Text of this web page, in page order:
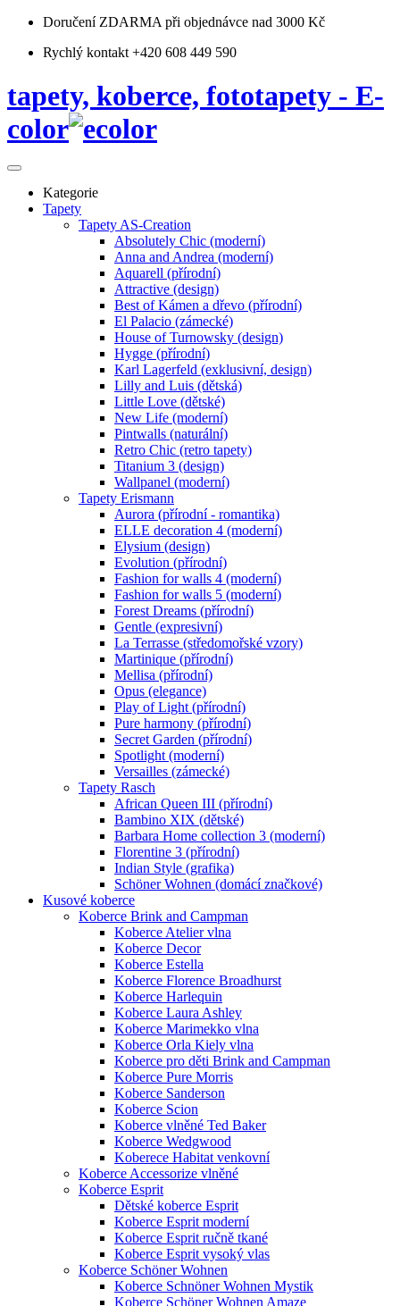
Doručení ZDARMA při objednávce nad 3000 Kč
Rychlý kontakt +420 608 449 590
tapety, koberce, fototapety - E-
color
Kategorie
Tapety
Tapety AS-Creation
Absolutely Chic (moderní)
Anna and Andrea (moderní)
Aquarell (přírodní)
Attractive (design)
Best of Kámen a dřevo (přírodní)
El Palacio (zámecké)
House of Turnowsky (design)
Hygge (přírodní)
Karl Lagerfeld (exklusivní, design)
Lilly and Luis (dětská)
Little Love (dětské)
New Life (moderní)
Pintwalls (naturální)
Retro Chic (retro tapety)
Titanium 3 (design)
Wallpanel (moderní)
Tapety Erismann
Aurora (přírodní - romantika)
ELLE decoration 4 (moderní)
Elysium (design)
Evolution (přírodní)
Fashion for walls 4 (moderní)
Fashion for walls 5 (moderní)
Forest Dreams (přírodní)
Gentle (expresivní)
La Terrasse (středomořské vzory)
Martinique (přírodní)
Mellisa (přírodní)
Opus (elegance)
Play of Light (přírodní)
Pure harmony (přírodní)
Secret Garden (přírodní)
Spotlight (moderní)
Versailles (zámecké)
Tapety Rasch
African Queen III (přírodní)
Bambino XIX (dětské)
Barbara Home collection 3 (moderní)
Florentine 3 (přírodní)
Indian Style (grafika)
Schöner Wohnen (domácí značkové)
Kusové koberce
Koberce Brink and Campman
Koberce Atelier vlna
Koberce Decor
Koberce Estella
Koberce Florence Broadhurst
Koberce Harlequin
Koberce Laura Ashley
Koberce Marimekko vlna
Koberce Orla Kiely vlna
Koberce pro děti Brink and Campman
Koberce Pure Morris
Koberce Sanderson
Koberce Scion
Koberce vlněné Ted Baker
Koberce Wedgwood
Koberece Habitat venkovní
Koberce Accessorize vlněné
Koberce Esprit
Dětské koberce Esprit
Koberce Esprit moderní
Koberce Esprit ručně tkané
Koberce Esprit vysoký vlas
Koberce Schöner Wohnen
Koberce Schnöner Wohnen Mystik
Koberce Schöner Wohnen Amaze